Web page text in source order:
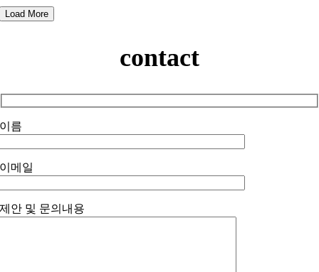
Load More
contact
이름
이메일
제안 및 문의내용